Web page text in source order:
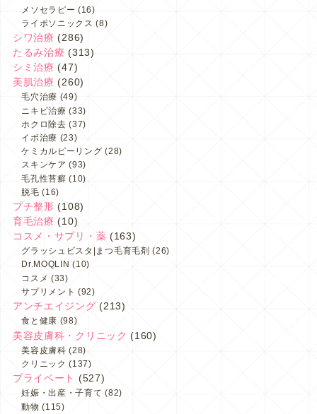
メソセラピー (16)
ライポソニックス (8)
シワ治療 (286)
たるみ治療 (313)
シミ治療 (47)
美肌治療 (260)
毛穴治療 (49)
ニキビ治療 (33)
ホクロ除去 (37)
イボ治療 (23)
ケミカルピーリング (28)
スキンケア (93)
毛孔性苔癬 (10)
脱毛 (16)
プチ整形 (108)
育毛治療 (10)
コスメ・サプリ・薬 (163)
グラッシュビスタ|まつ毛育毛剤 (26)
Dr.MOQLIN (10)
コスメ (33)
サプリメント (92)
アンチエイジング (213)
食と健康 (98)
美容皮膚科・クリニック (160)
美容皮膚科 (28)
クリニック (137)
プライベート (527)
妊娠・出産・子育て (82)
動物 (115)